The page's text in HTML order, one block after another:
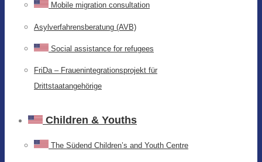
Mobile migration consultation
Asylverfahrensberatung (AVB)
Social assistance for refugees
FriDa – Frauenintegrationsprojekt für
Drittstaatangehörige
Children & Youths
The Südend Children’s and Youth Centre